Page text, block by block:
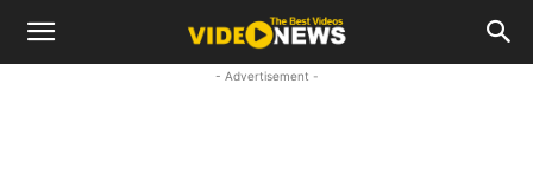
- Advertisement -